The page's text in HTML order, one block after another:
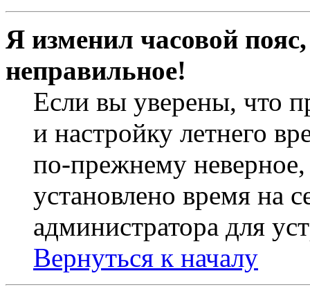
Я изменил часовой
неправильное!
Если вы уверены, что
и настройку летнего
по-прежнему неверное,
установлено время на
администратора для
Вернуться к началу